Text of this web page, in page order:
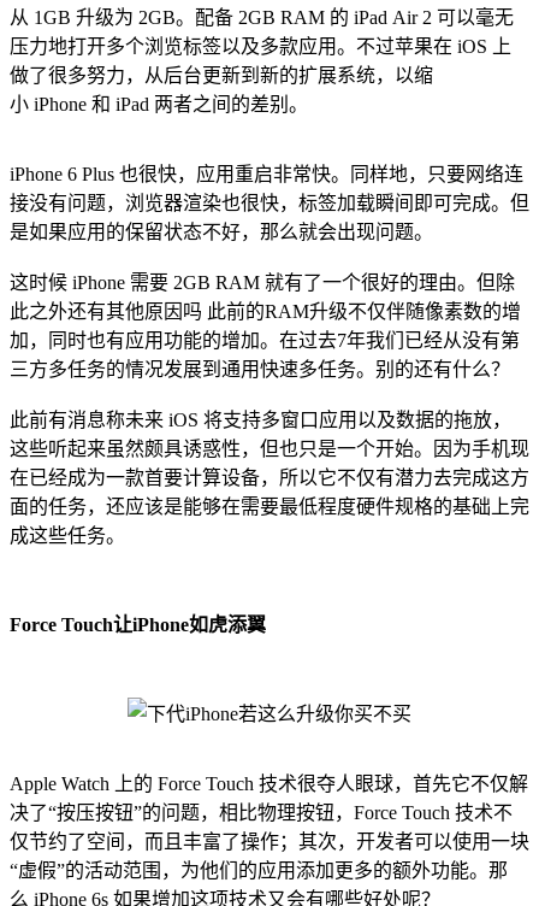
从 1GB 升级为 2GB。配备 2GB RAM 的 iPad Air 2 可以毫无
压力地打开多个浏览标签以及多款应用。不过苹果在 iOS 上
做了很多努力，从后台更新到新的扩展系统，以缩
小 iPhone 和 iPad 两者之间的差别。
iPhone 6 Plus 也很快，应用重启非常快。同样地，只要网络连
接没有问题，浏览器渲染也很快，标签加载瞬间即可完成。但
是如果应用的保留状态不好，那么就会出现问题。
这时候 iPhone 需要 2GB RAM 就有了一个很好的理由。但除
此之外还有其他原因吗 此前的RAM升级不仅伴随像素数的增
加，同时也有应用功能的增加。在过去7年我们已经从没有第
三方多任务的情况发展到通用快速多任务。别的还有什么？
此前有消息称未来 iOS 将支持多窗口应用以及数据的拖放，
这些听起来虽然颇具诱惑性，但也只是一个开始。因为手机现
在已经成为一款首要计算设备，所以它不仅有潜力去完成这方
面的任务，还应该是能够在需要最低程度硬件规格的基础上完
成这些任务。
Force Touch让iPhone如虎添翼
Apple Watch 上的 Force Touch 技术很夺人眼球，首先它不仅解
决了“按压按钮”的问题，相比物理按钮，Force Touch 技术不
仅节约了空间，而且丰富了操作；其次，开发者可以使用一块
“虚假”的活动范围，为他们的应用添加更多的额外功能。那
么 iPhone 6s 如果增加这项技术又会有哪些好处呢？